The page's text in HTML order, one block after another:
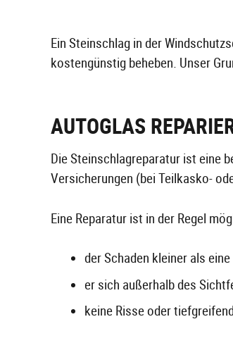
Ein Steinschlag in der
kostengünstig beheben. Unser
AUTOGLAS
Die Steinschlagreparatur ist eine
Versicherungen (bei Teilkasko-
Eine Reparatur ist in der Regel
der Schaden kleiner als
er sich außerhalb des
keine Risse oder